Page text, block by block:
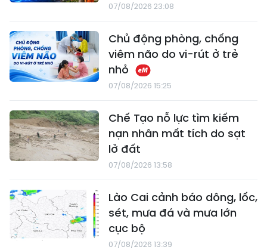
07/08/2026 23:08
Chủ động phòng, chống
viêm não do vi-rút ở trẻ
nhỏ
07/08/2026 15:25
Chế Tạo nỗ lực tìm kiếm
nạn nhân mất tích do sạt
lở đất
07/08/2026 13:58
Lào Cai cảnh báo dông, lốc,
sét, mưa đá và mưa lớn
cục bộ
07/08/2026 13:39